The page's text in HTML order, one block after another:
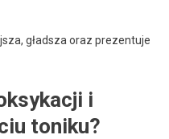
gładsza oraz prezentuje
i
toniku?